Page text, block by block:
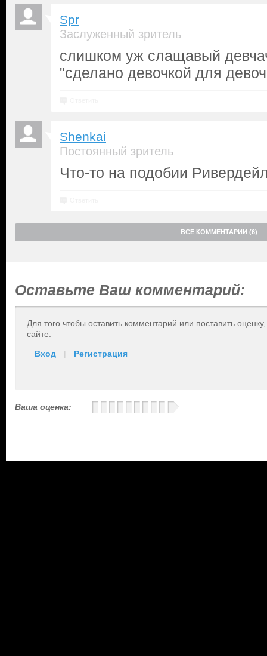
Spr
Заслуженный зритель
слишком уж слащавый
"сделано девочкой для
Shenkai
Постоянный зритель
Что-то на подобии
ВСЕ КОММЕНТАРИИ (6)
Оставьте Ваш комментарий:
Для того чтобы оставить комментарий или поставить
сайте.
Вход | Регистрация
Ваша оценка: